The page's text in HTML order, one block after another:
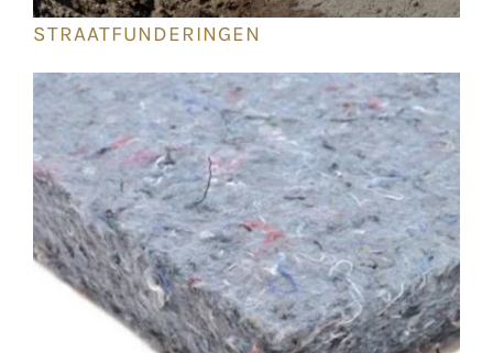
STRAATFUNDERINGEN